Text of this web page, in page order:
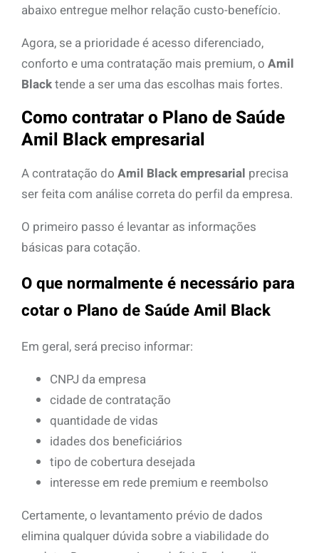
abaixo entregue melhor relação custo-benefício.
Agora, se a prioridade é acesso diferenciado,
conforto e uma contratação mais premium, o Amil
Blacktende a ser uma das escolhas mais fortes.
Como contratar o Plano de Saúde
Amil Black empresarial
A contratação do Amil Black empresarial precisa
ser feita com análise correta do perfil da empresa.
O primeiro passo é levantar as informações
básicas para cotação.
O que normalmente é necessário para
cotar o Plano de Saúde Amil Black
Em geral, será preciso informar:
CNPJ da empresa
cidade de contratação
quantidade de vidas
idades dos beneficiários
tipo de cobertura desejada
interesse em rede premium e reembolso
Certamente, o levantamento prévio de dados
elimina qualquer dúvida sobre a viabilidade do